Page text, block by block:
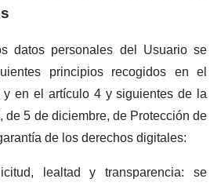
datos personales del Usuario se
principios recogidos en el
en el artículo 4 y siguientes de la
de 5 de diciembre, de Protección de
de los derechos digitales:
lealtad y transparencia: se